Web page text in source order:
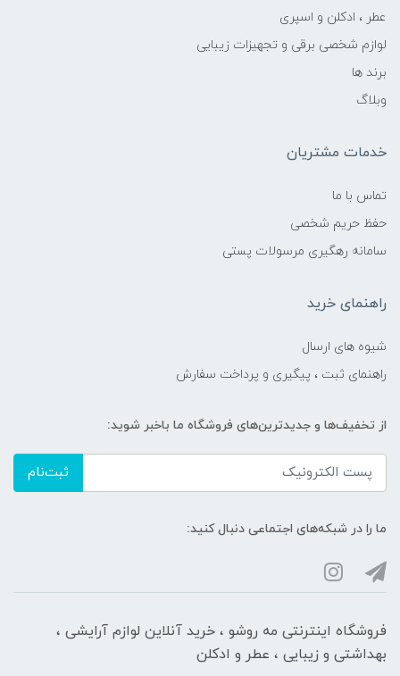
عطر ، ادکلن و اسپری
لوازم شخصی برقی و تجهیزات زیبایی
برند ها
وبلاگ
خدمات مشتریان
تماس با ما
حفظ حریم شخصی
سامانه رهگیری مرسولات پستی
راهنمای خرید
شیوه های ارسال
راهنمای ثبت ، پیگیری و پرداخت سفارش
از تخفیف‌ها و جدیدترین‌های فروشگاه ما باخبر شوید:
ثبت‌نام
ما را در شبکه‌های اجتماعی دنبال کنید:
فروشگاه اینترنتی مه‌ رو‌شو ، خرید آنلاین لوازم آرایشی ،
بهداشتی و زیبایی ، عطر و ادکلن